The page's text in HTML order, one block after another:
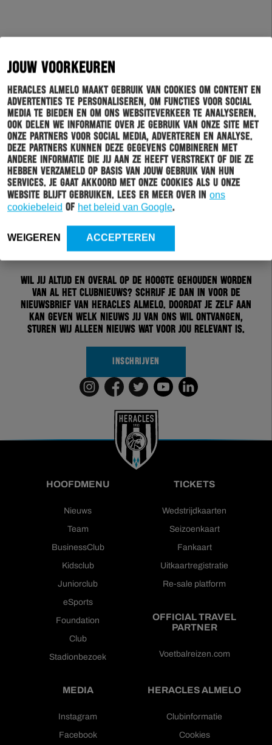
JOUW VOORKEUREN
Heracles Almelo maakt gebruik van cookies om content en
advertenties te personaliseren, om functies voor social
media te bieden en om ons websiteverkeer te analyseren.
Ook delen we informatie over je gebruik van onze site met
onze partners voor social media, adverteren en analyse.
Deze partners kunnen deze gegevens combineren met
andere informatie die jij aan ze heeft verstrekt of die ze
hebben verzameld op basis van jouw gebruik van hun
services. Je gaat akkoord met onze cookies als u onze
website blijft gebruiken. Lees er meer over in ons
cookiebeleid of het beleid van Google.
WEIGEREN ACCEPTEREN
Schrijf je in voor onze nieuwsbrief
Wil jij altijd en overal op de hoogte gehouden worden
van al het clubnieuws? Schrijf je dan in voor de
nieuwsbrief van Heracles Almelo. Doordat je zelf aan
kan geven welk nieuws jij van ons wil ontvangen,
sturen wij alleen nieuws wat voor jou relevant is.
INSCHRIJVEN
HOOFDMENU
Nieuws
Team
BusinessClub
Kidsclub
Juniorclub
eSports
Foundation
Club
Stadionbezoek
TICKETS
Wedstrijdkaarten
Seizoenkaart
Fankaart
Uitkaartregistratie
Re-sale platform
OFFICIAL TRAVEL
PARTNER
Voetbalreizen.com
MEDIA
Instagram
Facebook
HERACLES ALMELO
Clubinformatie
Cookies